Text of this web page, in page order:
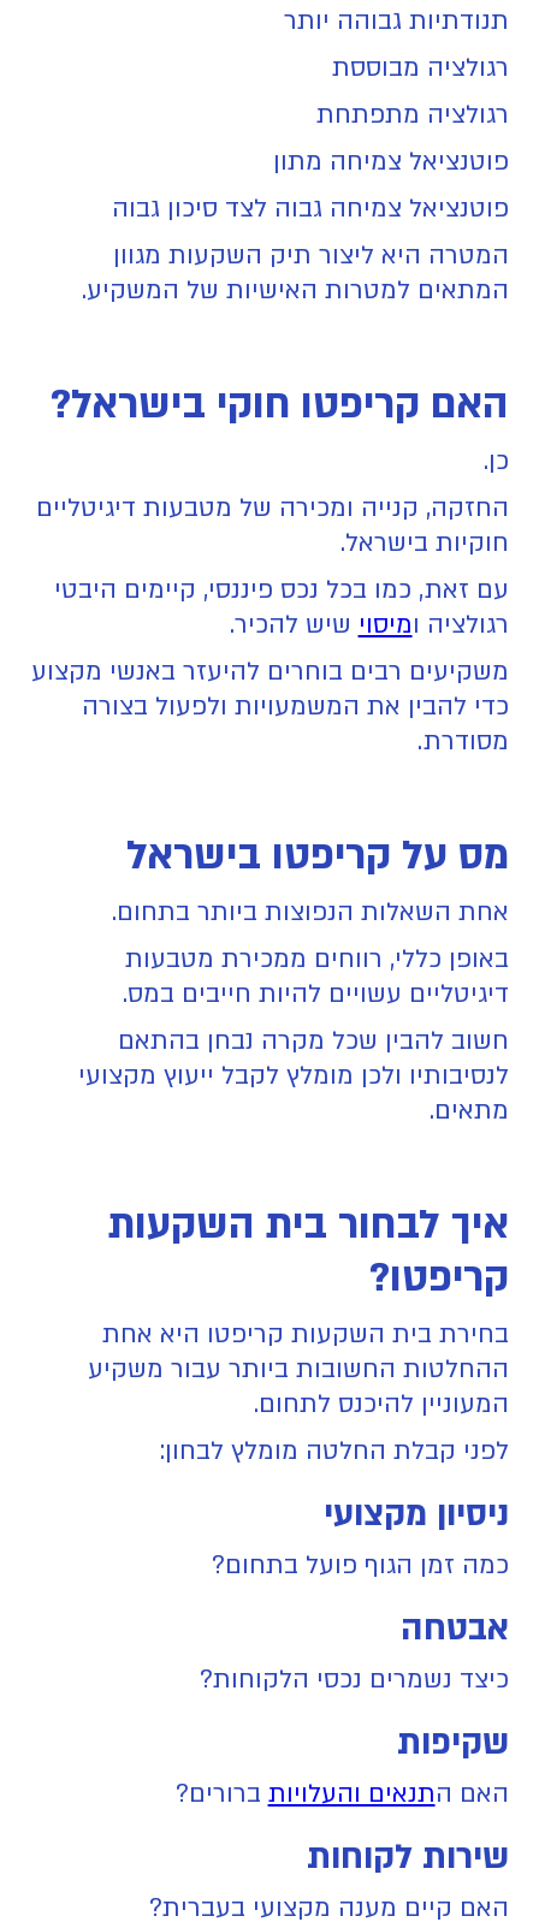
תנודתיות גבוהה יותר
רגולציה מבוססת
רגולציה מתפתחת
פוטנציאל צמיחה מתון
פוטנציאל צמיחה גבוה לצד סיכון גבוה
המטרה היא ליצור תיק השקעות מגוון
המתאים למטרות האישיות של המשקיע.
האם קריפטו חוקי בישראל?
כן.
החזקה, קנייה ומכירה של מטבעות דיגיטליים
חוקיות בישראל.
עם זאת, כמו בכל נכס פיננסי, קיימים היבטי
רגולציה ומיסוי שיש להכיר.
משקיעים רבים בוחרים להיעזר באנשי מקצוע
כדי להבין את המשמעויות ולפעול בצורה
מסודרת.
מס על קריפטו בישראל
אחת השאלות הנפוצות ביותר בתחום.
באופן כללי, רווחים ממכירת מטבעות
דיגיטליים עשויים להיות חייבים במס.
חשוב להבין שכל מקרה נבחן בהתאם
לנסיבותיו ולכן מומלץ לקבל ייעוץ מקצועי
מתאים.
איך לבחור בית השקעות
קריפטו?
בחירת בית השקעות קריפטו היא אחת
ההחלטות החשובות ביותר עבור משקיע
המעוניין להיכנס לתחום.
לפני קבלת החלטה מומלץ לבחון:
ניסיון מקצועי
כמה זמן הגוף פועל בתחום?
אבטחה
כיצד נשמרים נכסי הלקוחות?
שקיפות
האם התנאים והעלויות ברורים?
שירות לקוחות
האם קיים מענה מקצועי בעברית?